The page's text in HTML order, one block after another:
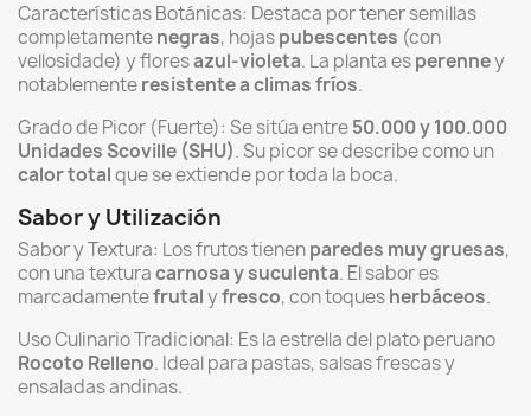
Características Botánicas: Destaca por tener semillas
completamentenegras, hojaspubescentes (con
vellosidade) y floresazul-violeta. La planta esperenney
notablementeresistente a climas fríos.
Grado de Picor (Fuerte): Se sitúa entre50.000 y 100.000
Unidades Scoville (SHU). Su picor se describe como un
calor totalque se extiende por toda la boca.
Sabor y Utilización
Sabor y Textura: Los frutos tienenparedes muy gruesas,
con una texturacarnosa y suculenta. El sabor es
marcadamentefrutalyfresco, con toquesherbáceos.
Uso Culinario Tradicional: Es la estrella del plato peruano
Rocoto Relleno. Ideal para pastas, salsas frescas y
ensaladas andinas.